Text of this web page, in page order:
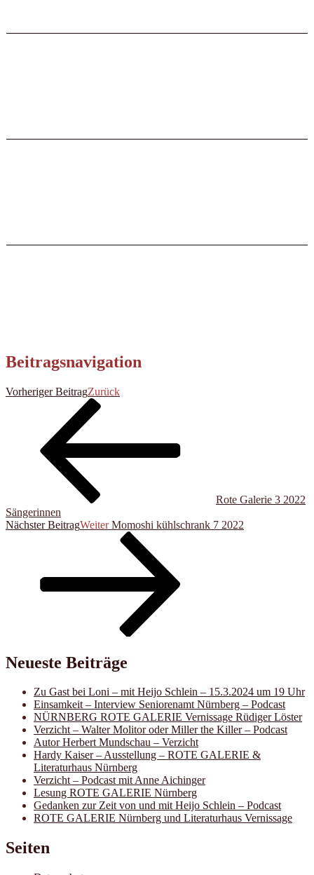
Beitragsnavigation
Vorheriger BeitragZurück
Rote Galerie 3 2022
Sängerinnen
Nächster BeitragWeiter Momoshi kühlschrank 7 2022
Neueste Beiträge
Zu Gast bei Loni – mit Heijo Schlein – 15.3.2024 um 19 Uhr
Einsamkeit – Interview Seniorenamt Nürnberg – Podcast
NÜRNBERG ROTE GALERIE Vernissage Rüdiger Löster
Verzicht – Walter Molitor oder Miller the Killer – Podcast
Autor Herbert Mundschau – Verzicht
Hardy Kaiser – Ausstellung – ROTE GALERIE &
Literaturhaus Nürnberg
Verzicht – Podcast mit Anne Aichinger
Lesung ROTE GALERIE Nürnberg
Gedanken zur Zeit von und mit Heijo Schlein – Podcast
ROTE GALERIE Nürnberg und Literaturhaus Vernissage
Seiten